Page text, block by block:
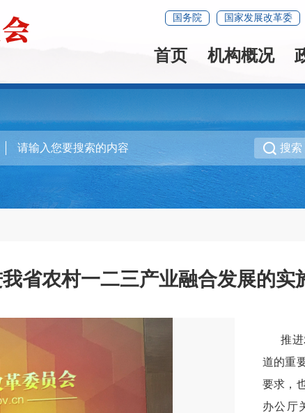
国务院 国家发展改革委
首页 机构概况
搜索
省农村一二三产业融合发展的实
推进
道的重
要求，
办公厅